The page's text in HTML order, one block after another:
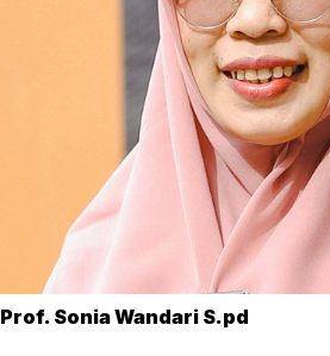
Prof. Sonia Wandari S.pd